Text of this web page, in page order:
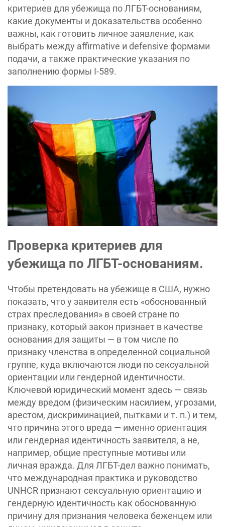
критериев для убежища по ЛГБТ-основаниям,
какие документы и доказательства особенно
важны, как готовить личное заявление, как
выбрать между affirmative и defensive формами
подачи, а также практические указания по
заполнению формы I-589.
Проверка критериев для
убежища по ЛГБТ-основаниям.
Чтобы претендовать на убежище в США, нужно
показать, что у заявителя есть «обоснованный
страх преследования» в своей стране по
признаку, который закон признает в качестве
основания для защиты — в том числе по
признаку членства в определенной социальной
группе, куда включаются люди по сексуальной
ориентации или гендерной идентичности.
Ключевой юридический момент здесь — связь
между вредом (физическим насилием, угрозами,
арестом, дискриминацией, пытками и т. п.) и тем,
что причина этого вреда — именно ориентация
или гендерная идентичность заявителя, а не,
например, общие преступные мотивы или
личная вражда. Для ЛГБТ-дел важно понимать,
что международная практика и руководство
UNHCR признают сексуальную ориентацию и
гендерную идентичность как обоснованную
причину для признания человека беженцем или